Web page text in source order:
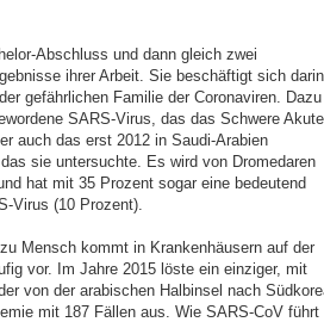
Abschluss und dann gleich zwei
ihrer Arbeit. Sie beschäftigt sich darin
gefährlichen Familie der Coronaviren. Dazu
SARS-Virus, das das Schwere Akute
auch das erst 2012 in Saudi-Arabien
sie untersuchte. Es wird von Dromedaren
hat mit 35 Prozent sogar eine bedeutend
Virus (10 Prozent).
Mensch kommt in Krankenhäusern auf der
vor. Im Jahre 2015 löste ein einziger, mit
von der arabischen Halbinsel nach
mit 187 Fällen aus. Wie SARS-CoV führt